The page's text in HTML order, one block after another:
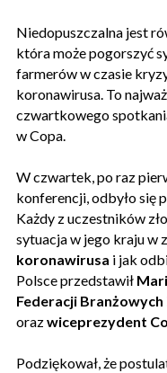
Niedopuszczalna jest
która może pogorszyć
farmerów w czasie
koronawirusa. To
czwartkowego
w Copa.
W czwartek, po raz
konferencji, odbyło się
Każdy z uczestników
sytuacja w jego kraju w
koronawirusa i jak
Polsce przedstawił
Federacji
orazwiceprezydent
Podziękował, że